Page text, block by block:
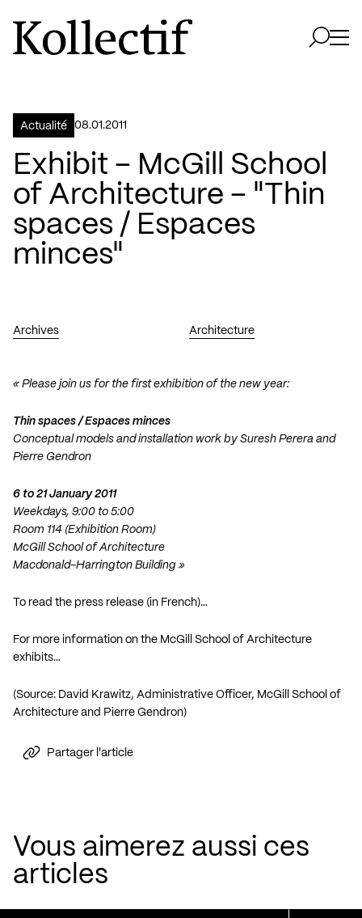
Aller à la page d'accueil
Logo Kollectif
Actualité 08.01.2011
Exhibit – McGill School
of Architecture – "Thin
spaces / Espaces
minces"
Archives Architecture
« Please join us for the first exhibition of the new year:
Thin spaces / Espaces minces
Conceptual models and installation work by Suresh Perera and
Pierre Gendron
6 to 21 January 2011
Weekdays, 9:00 to 5:00
Room 114 (Exhibition Room)
McGill School of Architecture
Macdonald-Harrington Building »
To read the press release (in French)…
For more information on the McGill School of Architecture
exhibits…
(Source: David Krawitz, Administrative Officer, McGill School of
Architecture and Pierre Gendron)
Partager l'article
Vous aimerez aussi ces
articles